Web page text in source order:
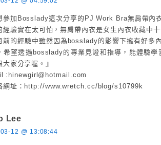
參加Bosslady這次分享的PJ Work Bra無肩帶內
經驗實在太可怕，無肩帶內衣是女生內衣收藏中
前的經驗中雖然因為bosslady的影響下擁有好多
希望透過bosslady的專業見證和指導，能體驗
大家分享喔。』
:hinewgirl@hotmail.com
網址：http://www.wretch.cc/blog/s10799k
Lee
12 @ 13:08:44